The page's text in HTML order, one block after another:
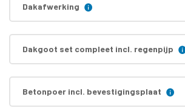
Dakafwerking
Dakgoot set compleet incl. regenpijp
Betonpoer incl. bevestigingsplaat